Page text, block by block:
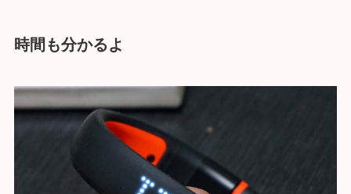
時間も分かるよ